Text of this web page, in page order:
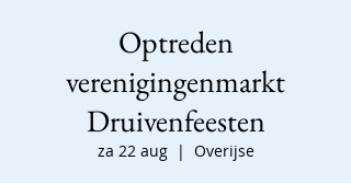
Optreden
verenigingenmarkt
Druivenfeesten
za 22 aug
  |
Overijse